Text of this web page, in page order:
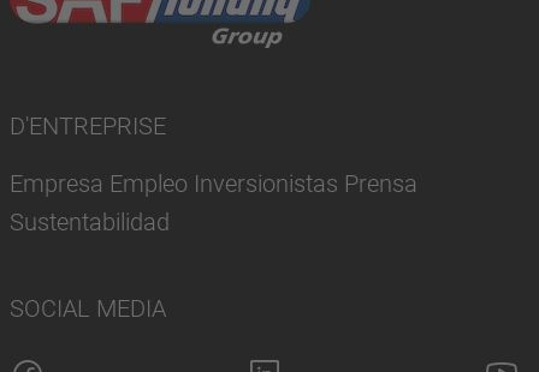
D'ENTREPRISE
Empresa Empleo Inversionistas Prensa
Sustentabilidad
SOCIAL MEDIA